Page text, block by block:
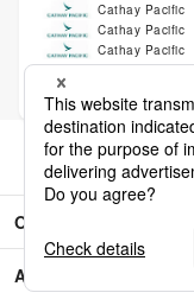
Cathay Pacific
Cathay Pacific
Cathay Pacific
Ipakita ang
Okinawa
Asya